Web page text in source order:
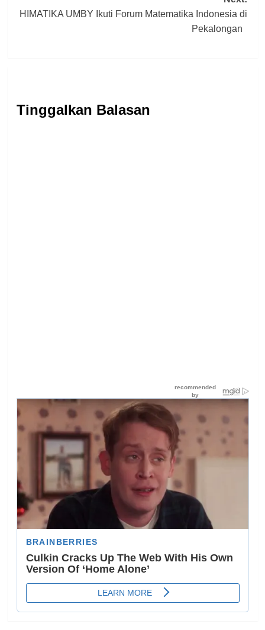
HIMATIKA UMBY Ikuti Forum Matematika Indonesia di
Pekalongan
Tinggalkan Balasan